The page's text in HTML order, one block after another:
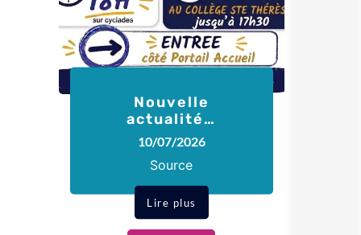
Nouvelle
actualité…
10/07/2026
Source
Lire plus